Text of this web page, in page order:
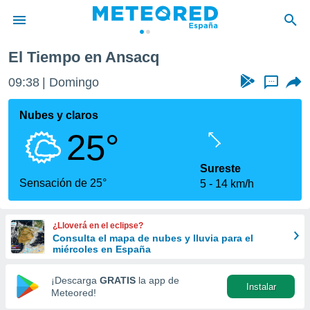
de
por
que se
calidad.
a este
las
y
forma
digital
basada
El Tiempo en Ansacq
09:38 Domingo ...
Nubes y claros
25°
Sensación de 25°
Sureste
5
14 km/h
¿Lloverá en el eclipse?
Consulta el mapa de nubes y lluvia para el
miércoles en España
¡Descarga GRATIS la app de
Meteored!
Instalar